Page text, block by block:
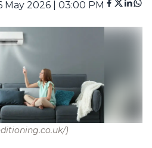
May 2026 | 03:00 PM
)